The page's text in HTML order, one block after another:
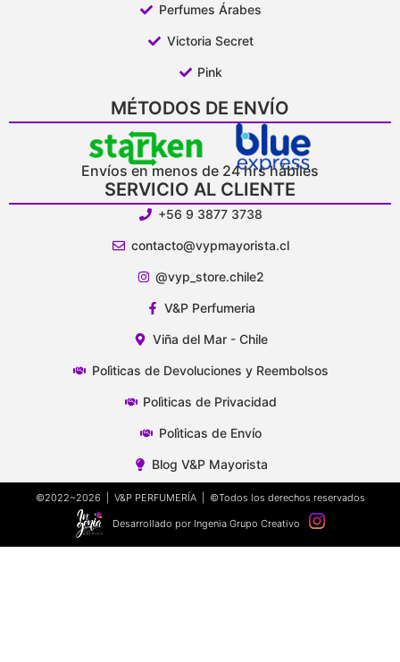
Perfumes Árabes
Victoria Secret
Pink
MÉTODOS DE ENVÍO
Envíos en menos de 24 hrs hábiles
SERVICIO AL CLIENTE
+56 9 3877 3738
contacto@vypmayorista.cl
@vyp_store.chile2
V&P Perfumeria
Viña del Mar - Chile
Polìticas de Devoluciones y Reembolsos
Polìticas de Privacidad
Polìticas de Envío
Blog V&P Mayorista
©2022~2026 | V&P PERFUMERÍA | ©Todos los derechos reservados
Desarrollado por Ingenia Grupo Creativo